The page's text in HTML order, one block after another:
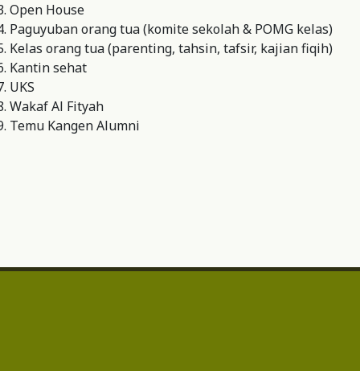
Open House
Paguyuban orang tua (komite sekolah & POMG kelas)
Kelas orang tua (parenting, tahsin, tafsir, kajian fiqih)
Kantin sehat
UKS
Wakaf Al Fityah
Temu Kangen Alumni